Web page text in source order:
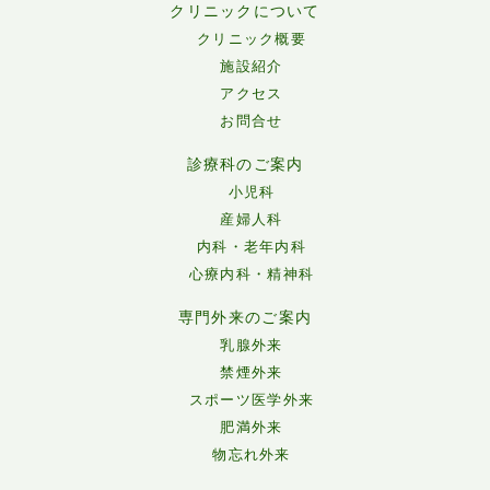
クリニックについて
クリニック概要
施設紹介
アクセス
お問合せ
診療科のご案内
小児科
産婦人科
内科・老年内科
心療内科・精神科
専門外来のご案内
乳腺外来
禁煙外来
スポーツ医学外来
肥満外来
物忘れ外来